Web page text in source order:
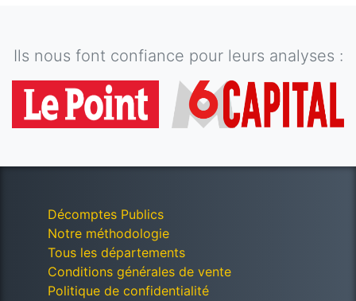
Ils nous font confiance pour leurs analyses :
Décomptes Publics
Notre méthodologie
Tous les départements
Conditions générales de vente
Politique de confidentialité